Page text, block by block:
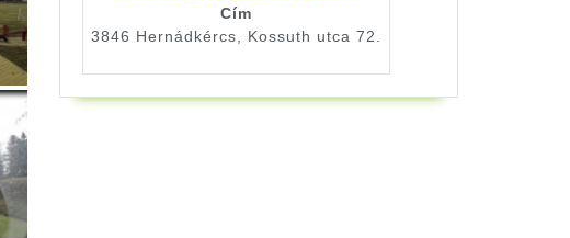
Cím
3846 Hernádkércs, Kossuth utca 72.